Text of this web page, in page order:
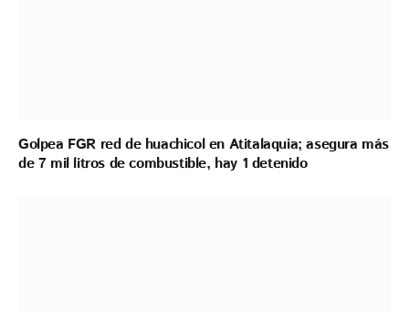
Golpea FGR red de huachicol en Atitalaquia; asegura más
de 7 mil litros de combustible, hay 1 detenido